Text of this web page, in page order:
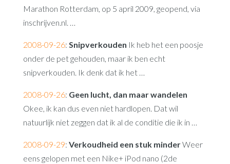
Marathon Rotterdam, op 5 april 2009, geopend, via
inschrijven.nl. …
2008-09-26: Snipverkouden Ik heb het een poosje
onder de pet gehouden, maar ik ben echt
snipverkouden. Ik denk dat ik het …
2008-09-26: Geen lucht, dan maar wandelen
Okee, ik kan dus even niet hardlopen. Dat wil
natuurlijk niet zeggen dat ik al de conditie die ik in …
2008-09-29: Verkoudheid een stuk minderWeer
eens gelopen met een Nike+ iPod nano (2de